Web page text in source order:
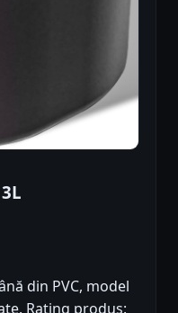
din PVC, model
Rating produs: